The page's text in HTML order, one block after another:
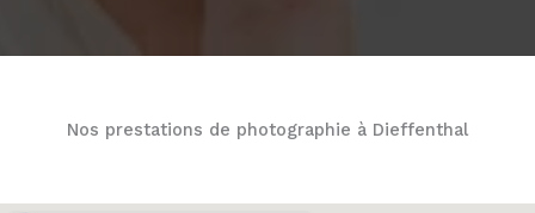
Nos prestations de photographie à Dieffenthal